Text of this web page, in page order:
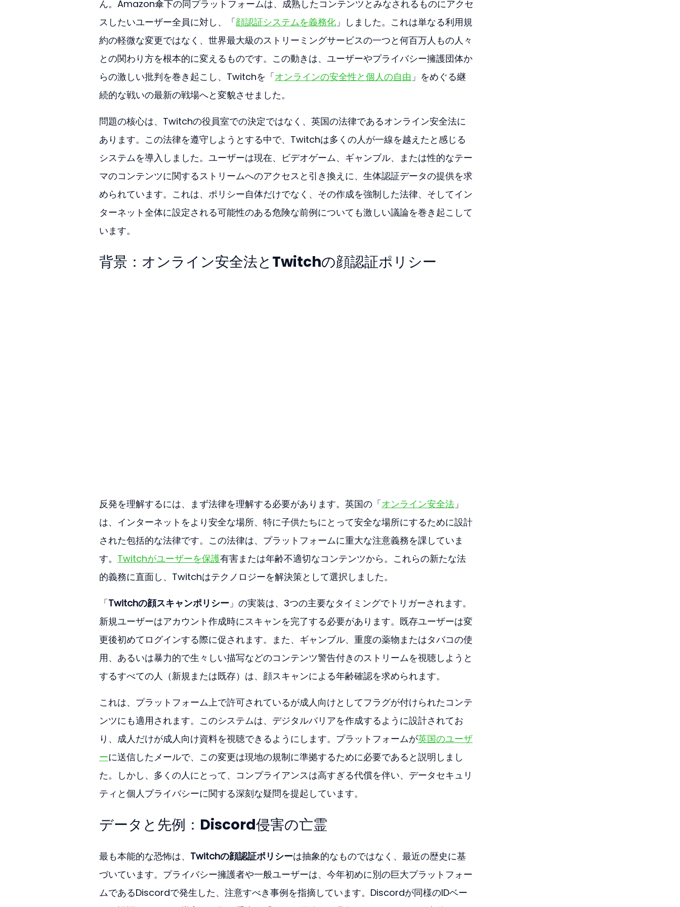
ん。Amazon傘下の同プラットフォームは、成熟したコンテンツとみなされるものにアクセ
スしたいユーザー全員に対し、「顔認証システムを義務化 」しました。これは単なる利用規
約の軽微な変更ではなく、世界最大級のストリーミングサービスの一つと何百万人もの人々
との関わり方を根本的に変えるものです。この動きは、ユーザーやプライバシー擁護団体か
らの激しい批判を巻き起こし、Twitchを「オンラインの安全性と個人の自由 」をめぐる継
続的な戦いの最新の戦場へと変貌させました。
問題の核心は、Twitchの役員室での決定ではなく、英国の法律であるオンライン安全法に
あります。この法律を遵守しようとする中で、Twitchは多くの人が一線を越えたと感じる
システムを導入しました。ユーザーは現在、ビデオゲーム、ギャンブル、または性的なテー
マのコンテンツに関するストリームへのアクセスと引き換えに、生体認証データの提供を求
められています。これは、ポリシー自体だけでなく、その作成を強制した法律、そしてイン
ターネット全体に設定される可能性のある危険な前例についても激しい議論を巻き起こして
います。
背景：オンライン安全法とTwitchの顔認証ポリシー
反発を理解するには、まず法律を理解する必要があります。英国の「オンライン安全法 」
は、インターネットをより安全な場所、特に子供たちにとって安全な場所にするために設計
された包括的な法律です。この法律は、プラットフォームに重大な注意義務を課していま
す。 Twitchがユーザーを保護有害または年齢不適切なコンテンツから。これらの新たな法
的義務に直面し、Twitchはテクノロジーを解決策として選択しました。
「Twitchの顔スキャンポリシー 」の実装は、3つの主要なタイミングでトリガーされます。
新規ユーザーはアカウント作成時にスキャンを完了する必要があります。既存ユーザーは変
更後初めてログインする際に促されます。また、ギャンブル、重度の薬物またはタバコの使
用、あるいは暴力的で生々しい描写などのコンテンツ警告付きのストリームを視聴しようと
するすべての人（新規または既存）は、顔スキャンによる年齢確認を求められます。
これは、プラットフォーム上で許可されているが成人向けとしてフラグが付けられたコンテ
ンツにも適用されます。このシステムは、デジタルバリアを作成するように設計されてお
り、成人だけが成人向け資料を視聴できるようにします。プラットフォームが英国のユーザ
ーに送信したメールで、この変更は現地の規制に準拠するために必要であると説明しまし
た。しかし、多くの人にとって、コンプライアンスは高すぎる代償を伴い、データセキュリ
ティと個人プライバシーに関する深刻な疑問を提起しています。
データと先例：Discord侵害の亡霊
最も本能的な恐怖は、 Twitchの顔認証ポリシーは抽象的なものではなく、最近の歴史に基
づいています。プライバシー擁護者や一般ユーザーは、今年初めに別の巨大プラットフォー
ムであるDiscordで発生した、注意すべき事例を指摘しています。Discordが同様のIDベー